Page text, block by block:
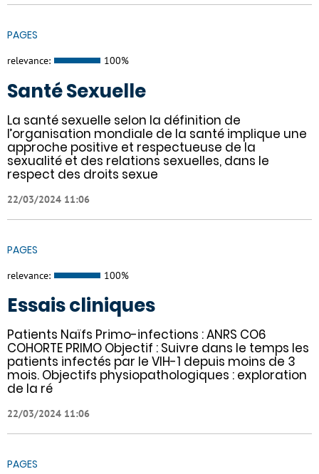
PAGES
relevance: 100%
Santé Sexuelle
La santé sexuelle selon la définition de
l’organisation mondiale de la santé implique une
approche positive et respectueuse de la
sexualité et des relations sexuelles, dans le
respect des droits sexue
22/03/2024 11:06
PAGES
relevance: 100%
Essais cliniques
Patients Naïfs Primo-infections : ANRS CO6
COHORTE PRIMO Objectif : Suivre dans le temps les
patients infectés par le VIH-1 depuis moins de 3
mois. Objectifs physiopathologiques : exploration
de la ré
22/03/2024 11:06
PAGES